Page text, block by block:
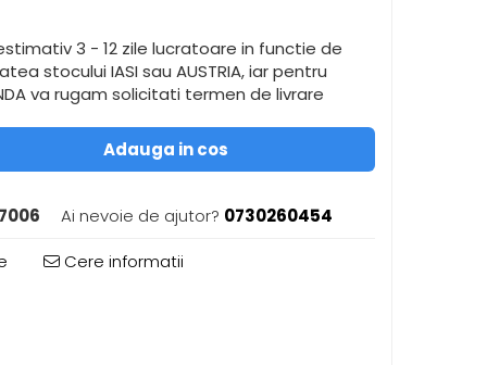
3 - 12 zile lucratoare in functie de
stocului IASI sau AUSTRIA, iar pentru
va rugam solicitati termen de livrare
Adauga in cos
Ai nevoie de ajutor? 0730260454
Cere informatii